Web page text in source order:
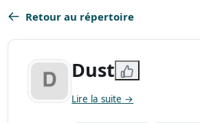
Retour au répertoire
Dust
Lire la suite →